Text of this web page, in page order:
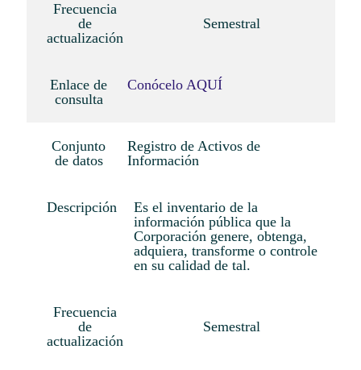
Frecuencia
de
actualización
Semestral
Enlace de
consulta
Conócelo AQUÍ
Conjunto
de datos
Registro de Activos de
Información
Descripción
Es el inventario de la
información pública que la
Corporación genere, obtenga,
adquiera, transforme o controle
en su calidad de tal.
Frecuencia
de
actualización
Semestral